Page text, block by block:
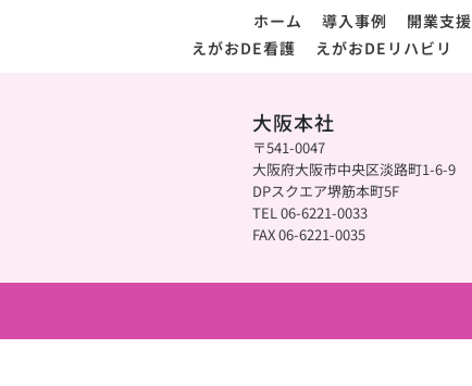
ホーム 導入事例 開業支援
えがおDE看護
えがおDEリハビリ
大阪本社
〒541-0047
大阪府大阪市中央区淡路町1-6-9
DPスクエア堺筋本町5F
TEL 06-6221-0033
FAX 06-6221-0035